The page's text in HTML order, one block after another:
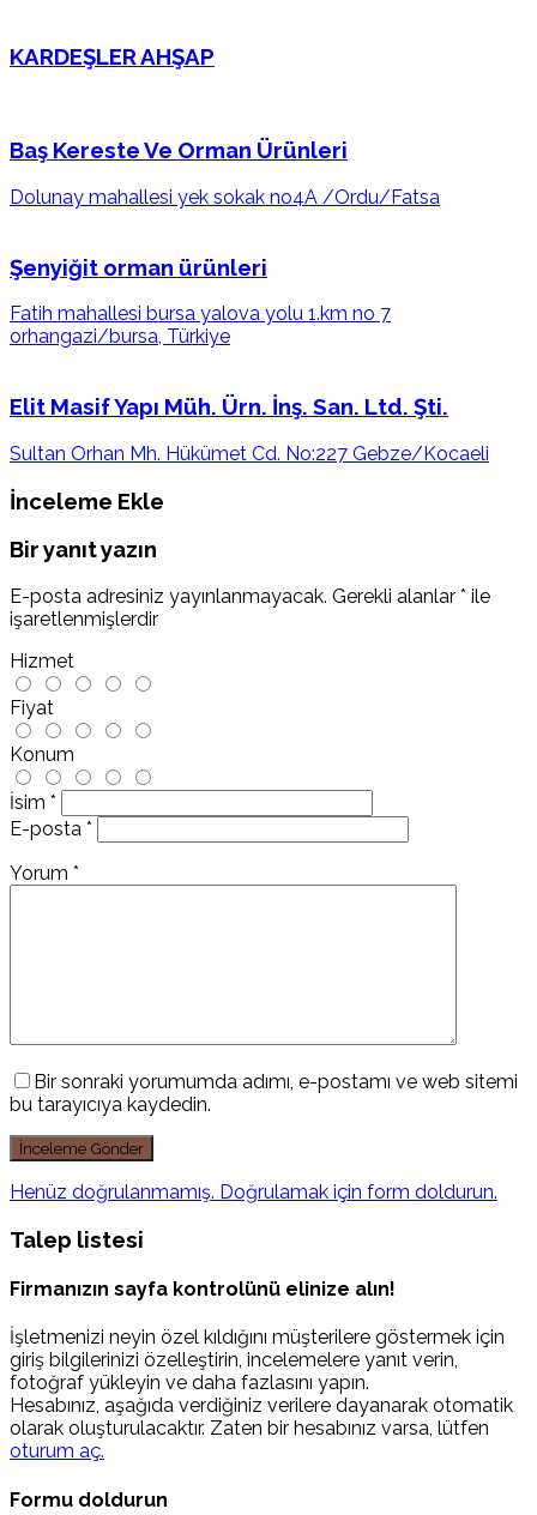
KARDEŞLER AHŞAP
Baş Kereste Ve Orman Ürünleri
Dolunay mahallesi yek sokak no4A /Ordu/Fatsa
Şenyiğit orman ürünleri
Fatih mahallesi bursa yalova yolu 1.km no 7
orhangazi/bursa, Türkiye
Elit Masif Yapı Müh. Ürn. İnş. San. Ltd. Şti.
Sultan Orhan Mh. Hükümet Cd. No:227 Gebze/Kocaeli
İnceleme Ekle
Bir yanıt yazın
E-posta adresiniz yayınlanmayacak. Gerekli alanlar * ile
işaretlenmişlerdir
Hizmet
Fiyat
Konum
İsim *
E-posta *
Yorum *
Bir sonraki yorumumda adımı, e-postamı ve web sitemi
bu tarayıcıya kaydedin.
Henüz doğrulanmamış. Doğrulamak için form doldurun.
Talep listesi
Firmanızın sayfa kontrolünü elinize alın!
İşletmenizi neyin özel kıldığını müşterilere göstermek için
giriş bilgilerinizi özelleştirin, incelemelere yanıt verin,
fotoğraf yükleyin ve daha fazlasını yapın.
Hesabınız, aşağıda verdiğiniz verilere dayanarak otomatik
olarak oluşturulacaktır. Zaten bir hesabınız varsa, lütfen
oturum aç.
Formu doldurun